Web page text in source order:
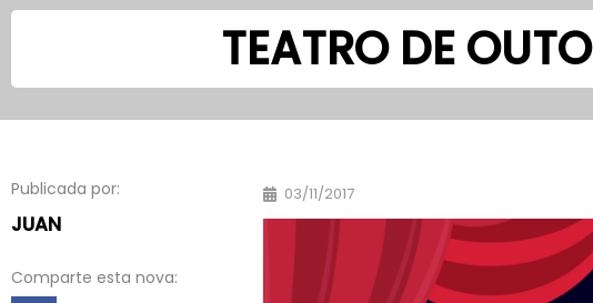
TEATRO DE
Publicada por:
JUAN
Comparte esta nova:
03/11/2017